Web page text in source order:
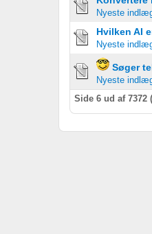
Nyeste
Hvilken AI
Nyeste
Søger
Nyeste
Side 6 ud af 7372
geografiske
enheder baseret på aktivt